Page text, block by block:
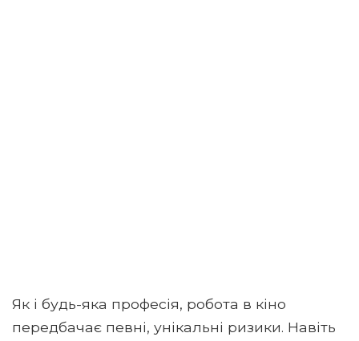
Як і будь-яка професія, робота в кіно
передбачає певні, унікальні ризики. Навіть